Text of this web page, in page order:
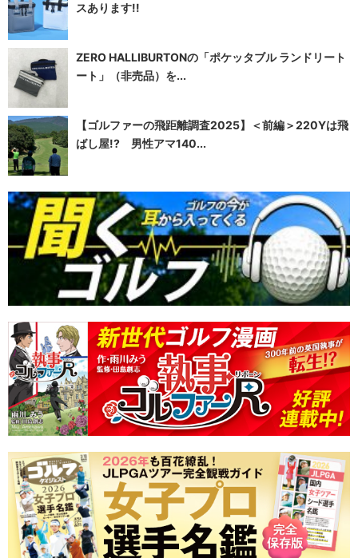
スあります!!
ZERO HALLIBURTONの「ポケッタブル ランドリート
ート」（非売品）を...
【ゴルファーの飛距離調査2025】＜前編＞220Yは飛
ばし屋!? 男性アマ140...